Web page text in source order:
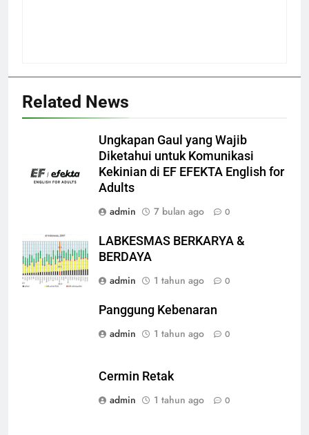
Related News
Ungkapan Gaul yang Wajib
Diketahui untuk Komunikasi
Kekinian di EF EFEKTA English for
Adults
admin
7 bulan ago 0
LABKESMAS BERKARYA &
BERDAYA
admin
1 tahun ago 0
Panggung Kebenaran
admin
1 tahun ago 0
Cermin Retak
admin
1 tahun ago 0